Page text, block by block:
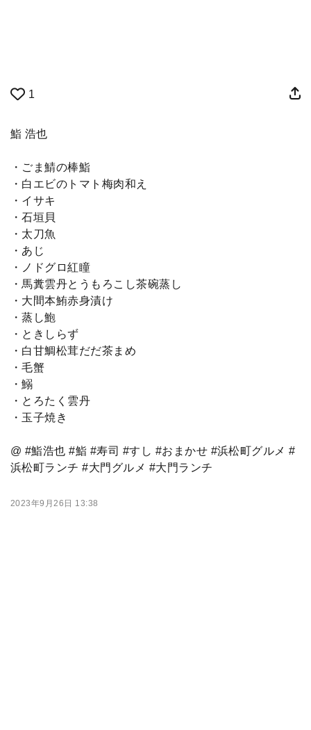
1
鮨 浩也
・ごま鯖の棒鮨
・白エビのトマト梅肉和え
・イサキ
・石垣貝
・太刀魚
・あじ
・ノドグロ紅瞳
・馬糞雲丹とうもろこし茶碗蒸し
・大間本鮪赤身漬け
・蒸し鮑
・ときしらず
・白甘鯛松茸だだ茶まめ
・毛蟹
・鰯
・とろたく雲丹
・玉子焼き
@ #鮨浩也 #鮨 #寿司 #すし #おまかせ #浜松町グルメ #
浜松町ランチ #大門グルメ #大門ランチ
2023年9月26日 13:38